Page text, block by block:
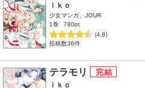
ｉｋｏ
少女マンガ、JOUR
1巻
780pt
(4.8)
投稿数36件
テラモリ
ｉｋｏ